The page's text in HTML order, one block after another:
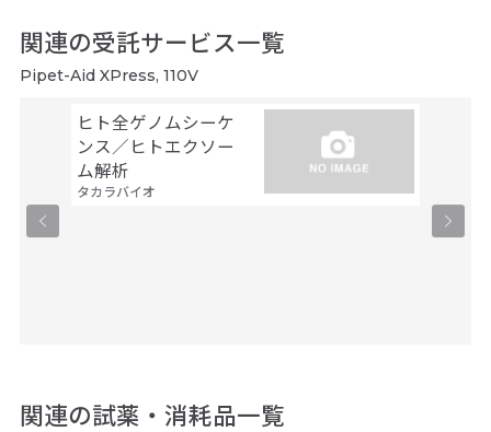
関連の受託サービス一覧
Pipet-Aid XPress, 110V
ヒト全ゲノムシーケ
ンス／ヒトエクソー
ム解析
タカラバイオ
関連の試薬・消耗品一覧